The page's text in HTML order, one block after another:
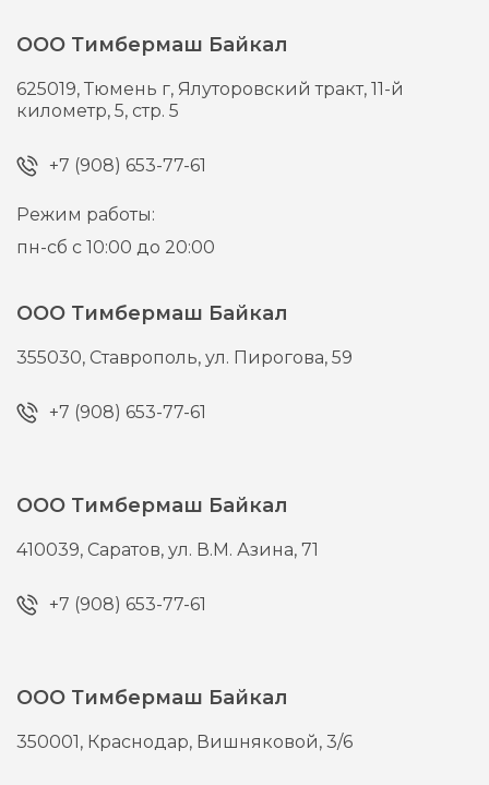
ООО Тимбермаш Байкал
625019,Тюмень г, Ялуторовский тракт, 11-й
километр, 5, стр. 5
+7 (908) 653-77-61
Режим работы:
пн-сб с 10:00 до 20:00
ООО Тимбермаш Байкал
355030, Ставрополь,ул. Пирогова, 59
+7 (908) 653-77-61
ООО Тимбермаш Байкал
410039, Саратов,ул. В.М. Азина, 71
+7 (908) 653-77-61
ООО Тимбермаш Байкал
350001, Краснодар, Вишняковой, 3/6